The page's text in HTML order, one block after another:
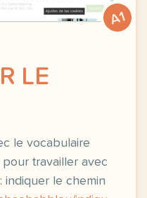
A1
LE
le vocabulaire
travailler avec
indiquer le chemin